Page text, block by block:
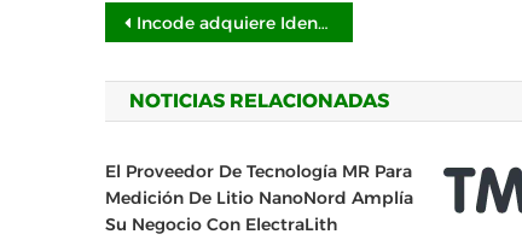
Navegación
de
entradas
Incode adquiere Identiq para ampliar su arquitectura centrada en la privacidad para la prevención de fraude
NOTICIAS RELACIONADAS
El Proveedor De Tecnología MR Para
Medición De Litio NanoNord Amplía
Su Negocio Con ElectraLith